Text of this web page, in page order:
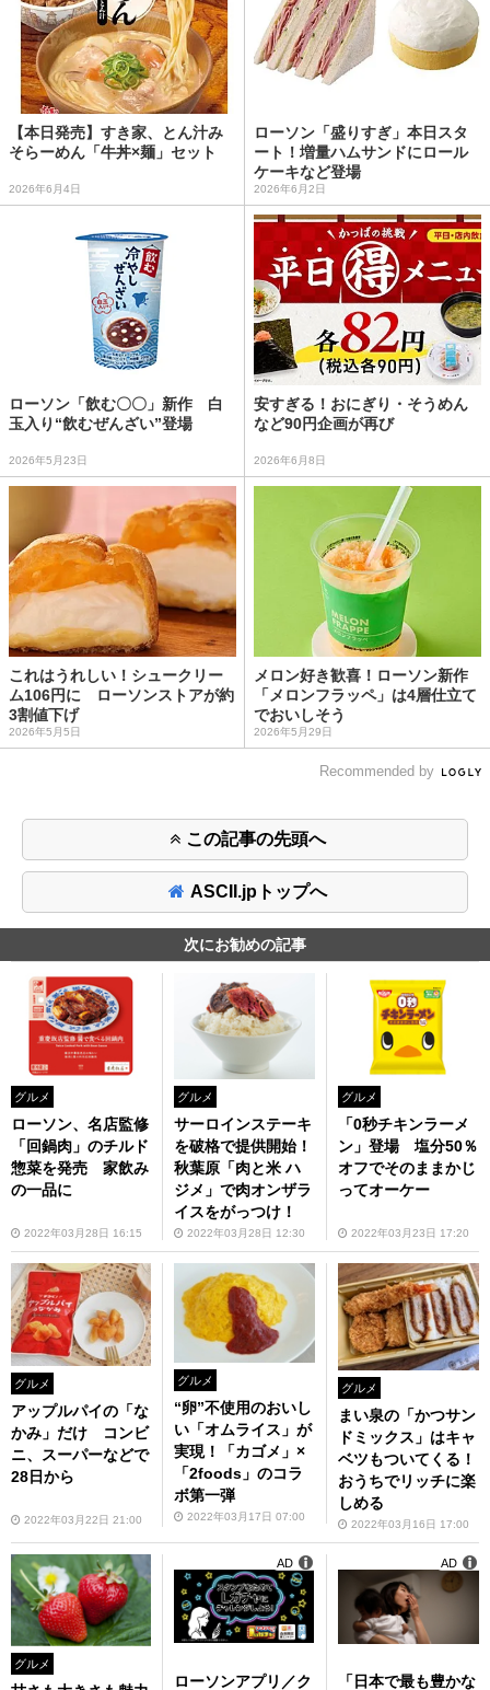
【本日発売】すき家、とん汁み
そらーめん「牛丼×麺」セット
2026年6月4日
ローソン「盛りすぎ」本日スタ
ート！増量ハムサンドにロール
ケーキなど登場
2026年6月2日
ローソン「飲む〇〇」新作 白
玉入り“飲むぜんざい”登場
2026年5月23日
安すぎる！おにぎり・そうめん
など90円企画が再び
2026年6月8日
これはうれしい！シュークリー
ム106円に ローソンストアが約
3割値下げ
2026年5月5日
メロン好き歓喜！ローソン新作
「メロンフラッペ」は4層仕立て
でおいしそう
2026年5月29日
Recommended by
この記事の先頭へ
ASCII.jpトップへ
次にお勧めの記事
グルメ
ローソン、名店監修
「回鍋肉」のチルド
惣菜を発売 家飲み
の一品に
2022年03月28日 16:15
グルメ
サーロインステーキ
を破格で提供開始！
秋葉原「肉と米 ハ
ジメ」で肉オンザラ
イスをがっつけ！
2022年03月28日 12:30
グルメ
「0秒チキンラーメ
ン」登場 塩分50％
オフでそのままかじ
ってオーケー
2022年03月23日 17:20
グルメ
アップルパイの「な
かみ」だけ コンビ
ニ、スーパーなどで
28日から
2022年03月22日 21:00
グルメ
“卵”不使用のおいし
い「オムライス」が
実現！「カゴメ」×
「2foods」のコラ
ボ第一弾
2022年03月17日 07:00
グルメ
まい泉の「かつサン
ドミックス」はキャ
ベツもついてくる！
おうちでリッチに楽
しめる
2022年03月16日 17:00
グルメ
ローソンアプリ／ク
AD
「日本で最も豊かな
AD